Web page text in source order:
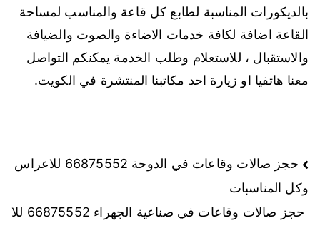
بالديكورات المناسبة لطابع كل قاعة والمناسب لمساحة
القاعة اضافة لكافة خدمات الاضاءة والصوت والضيافة
والاستقبال ، للاستعلام وطلب الخدمة يمكنكم التواصل
معنا هاتفيا او زيارة احد مكاتبنا المنتشرة في الكويت.
حجز صالات وقاعات في الدوحة 66875552 للاعراس
وكل المناسبات
حجز صالات وقاعات في صناعية الجهراء 66875552 للا